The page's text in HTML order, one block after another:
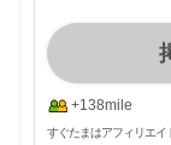
+138mile
すぐたまはアフィリエイ